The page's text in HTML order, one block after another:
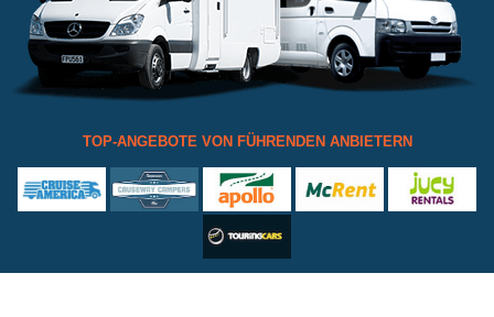
TOP-ANGEBOTE VON FÜHRENDEN ANBIETERN